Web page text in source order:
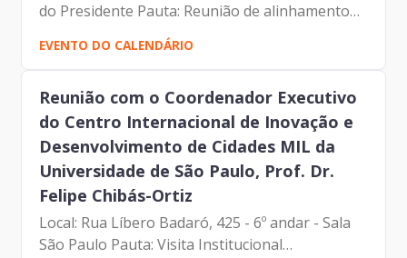
do Presidente Pauta: Reunião de alinhamento
Prodam-SP - Michael Montgomery - Membro do
Comitê de...
EVENTO DO CALENDÁRIO
Reunião com o Coordenador Executivo
do Centro Internacional de Inovação e
Desenvolvimento de Cidades MIL da
Universidade de São Paulo, Prof. Dr.
Felipe Chibás-Ortiz
Local: Rua Líbero Badaró, 425 - 6º andar - Sala
São Paulo Pauta: Visita Institucional